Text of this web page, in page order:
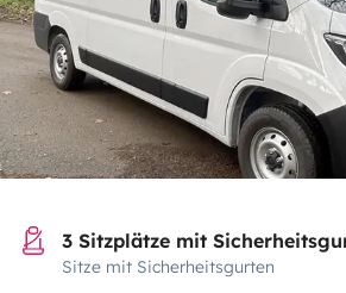
3 Sitzplätze mit
Sitze mit Sicherheitsgurten